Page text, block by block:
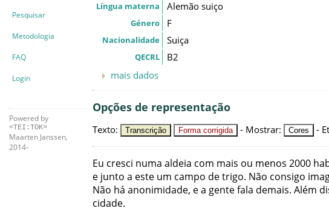
Pesquisar
Metodologia
FAQ
Login
Powered by
<TEI:TOK>
Maarten Janssen,
2014-
Língua materna Alemão suiço
Género F
Nacionalidade Suiça
QECRL
B2
mais dados
Opções de representação
Texto: Transcrição Forma corrigida - Mostrar: Cores -
Eu cresci numa aldeia com mais ou menos 2000
e junto a este um campo detrigo. Não consigo
Não há anonimidade, ea gentefala demais. Além
cidade.